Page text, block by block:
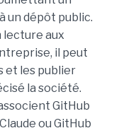
un dépôt public.
lecture aux
il peut
et les publier
la société.
GitHub
ou GitHub